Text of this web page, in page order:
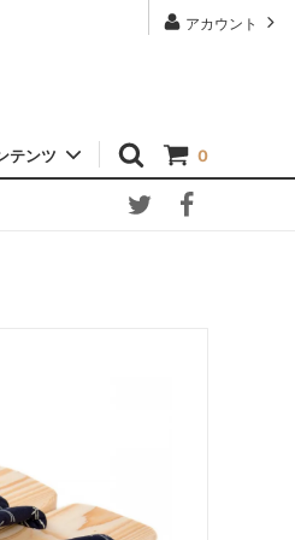
アカウント
0
テンツ